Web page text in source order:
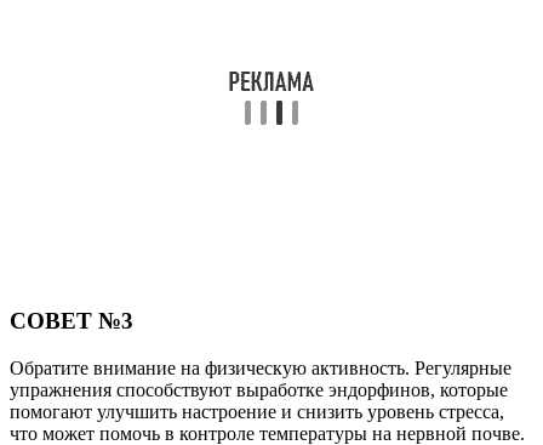
СОВЕТ №3
Обратите внимание на физическую активность. Регулярные
упражнения способствуют выработке эндорфинов, которые
помогают улучшить настроение и снизить уровень стресса,
что может помочь в контроле температуры на нервной почве.